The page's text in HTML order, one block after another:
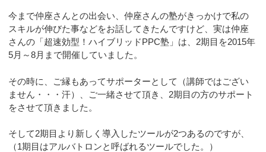
今まで仲座さんとの出会い、仲座さんの塾がきっかけで私の
スキルが伸びた事などをお話してきたんですけど、実は仲座
さんの「超速効型！ハイブリッドPPC塾」は、2期目を2015年
5月～8月まで開催していました。
その時に、ご縁もあってサポーターとして（講師ではござい
ません・・・汗）、ご一緒させて頂き、2期目の方のサポート
をさせて頂きました。
そして2期目より新しく導入したツールが2つあるのですが、
（1期目はアルバトロンと呼ばれるツールでした。）